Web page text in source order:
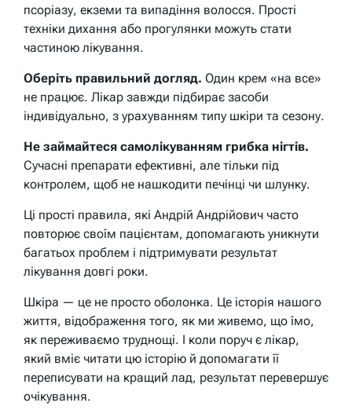
псоріазу, екземи та випадіння волосся. Прості
техніки дихання або прогулянки можуть стати
частиною лікування.
Оберіть правильний догляд. Один крем «на все»
не працює. Лікар завжди підбирає засоби
індивідуально, з урахуванням типу шкіри та сезону.
Не займайтеся самолікуванням грибка нігтів.
Сучасні препарати ефективні, але тільки під
контролем, щоб не нашкодити печінці чи шлунку.
Ці прості правила, які Андрій Андрійович часто
повторює своїм пацієнтам, допомагають уникнути
багатьох проблем і підтримувати результат
лікування довгі роки.
Шкіра — це не просто оболонка. Це історія нашого
життя, відображення того, як ми живемо, що їмо,
як переживаємо труднощі. І коли поруч є лікар,
який вміє читати цю історію й допомагати її
переписувати на кращий лад, результат перевершує
очікування.